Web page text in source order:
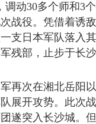
调动30多个师和3
战役。凭借着诱
支日本军队落入
残部，止步于长
再次在湘北岳阳
展开攻势。此次
遂突入长沙城。